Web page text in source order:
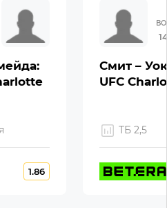
1.86
Смит –
UFC
ТБ 2,5